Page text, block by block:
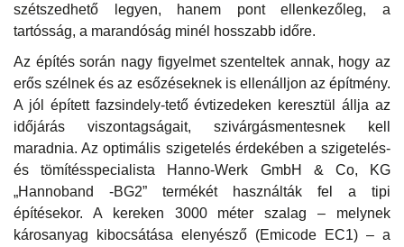
szétszedhető legyen, hanem pont ellenkezőleg, a
tartósság, a marandóság minél hosszabb időre.
Az építés során nagy figyelmet szenteltek annak, hogy az
erős szélnek és az esőzéseknek is ellenálljon az építmény.
A jól épített fazsindely-tető évtizedeken keresztül állja az
időjárás viszontagságait, szivárgásmentesnek kell
maradnia. Az optimális szigetelés érdekében a szigetelés-
és tömítésspecialista Hanno-Werk GmbH & Co, KG
„Hannoband -BG2” termékét használták fel a tipi
építésekor. A kereken 3000 méter szalag – melynek
károsanyag kibocsátása elenyésző (Emicode EC1) – a